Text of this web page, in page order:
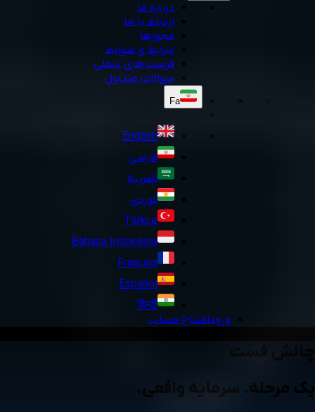
درباره ما
ارتباط با ما
مجوزها
شرایط و ضوابط
فرصت های شغلی
سوالات متداول
Fa
English
فارسی
العربية
کوردی
Türkçe
Bahasa Indonesia
Français
Español
हिन्दी
ورودافتتاح حساب
یک مرحله. سرمایه واقعی.